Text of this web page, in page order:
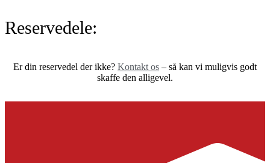
Reservedele:
Er din reservedel der ikke? Kontakt os – så kan vi muligvis godt
skaffe den alligevel.